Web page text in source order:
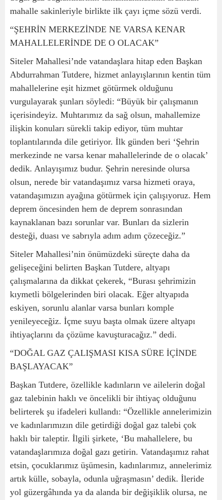
mahalle sakinleriyle birlikte ilk çayı içme sözü verdi.
“ŞEHRİN MERKEZİNDE NE VARSA KENAR
MAHALLELERİNDE DE O OLACAK”
Siteler Mahallesi’nde vatandaşlara hitap eden Başkan
Abdurrahman Tutdere, hizmet anlayışlarının kentin tüm
mahallelerine eşit hizmet götürmek olduğunu
vurgulayarak şunları söyledi: “Büyük bir çalışmanın
içerisindeyiz. Muhtarımız da sağ olsun, mahallemize
ilişkin konuları sürekli takip ediyor, tüm muhtar
toplantılarında dile getiriyor. İlk günden beri ‘Şehrin
merkezinde ne varsa kenar mahallelerinde de o olacak’
dedik. Anlayışımız budur. Şehrin neresinde olursa
olsun, nerede bir vatandaşımız varsa hizmeti oraya,
vatandaşımızın ayağına götürmek için çalışıyoruz. Hem
deprem öncesinden hem de deprem sonrasından
kaynaklanan bazı sorunlar var. Bunları da sizlerin
desteği, duası ve sabrıyla adım adım çözeceğiz.”
Siteler Mahallesi’nin önümüzdeki süreçte daha da
gelişeceğini belirten Başkan Tutdere, altyapı
çalışmalarına da dikkat çekerek, “Burası şehrimizin
kıymetli bölgelerinden biri olacak. Eğer altyapıda
eskiyen, sorunlu alanlar varsa bunları komple
yenileyeceğiz. İçme suyu başta olmak üzere altyapı
ihtiyaçlarını da çözüme kavuşturacağız.” dedi.
“DOĞAL GAZ ÇALIŞMASI KISA SÜRE İÇİNDE
BAŞLAYACAK”
Başkan Tutdere, özellikle kadınların ve ailelerin doğal
gaz talebinin haklı ve öncelikli bir ihtiyaç olduğunu
belirterek şu ifadeleri kullandı: “Özellikle annelerimizin
ve kadınlarımızın dile getirdiği doğal gaz talebi çok
haklı bir taleptir. İlgili şirkete, ‘Bu mahallelere, bu
vatandaşlarımıza doğal gazı getirin. Vatandaşımız rahat
etsin, çocuklarımız üşümesin, kadınlarımız, annelerimiz
artık külle, sobayla, odunla uğraşmasın’ dedik. İleride
yol güzergâhında ya da alanda bir değişiklik olursa, ne